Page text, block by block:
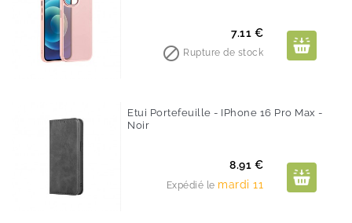
Prix
7.11 €
 Rupture de stock
Etui Portefeuille - IPhone 16 Pro Max -
Noir
Prix
8.91 €
Expédié le mardi 11